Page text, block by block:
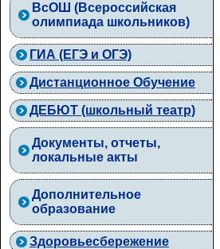
ВcОШ (Всероссийская
олимпиада школьников)
ГИА (ЕГЭ и ОГЭ)
Дистанционное Обучение
ДЕБЮТ (школьный театр)
Документы, отчеты,
локальные акты
Дополнительное
образование
Здоровьесбережение